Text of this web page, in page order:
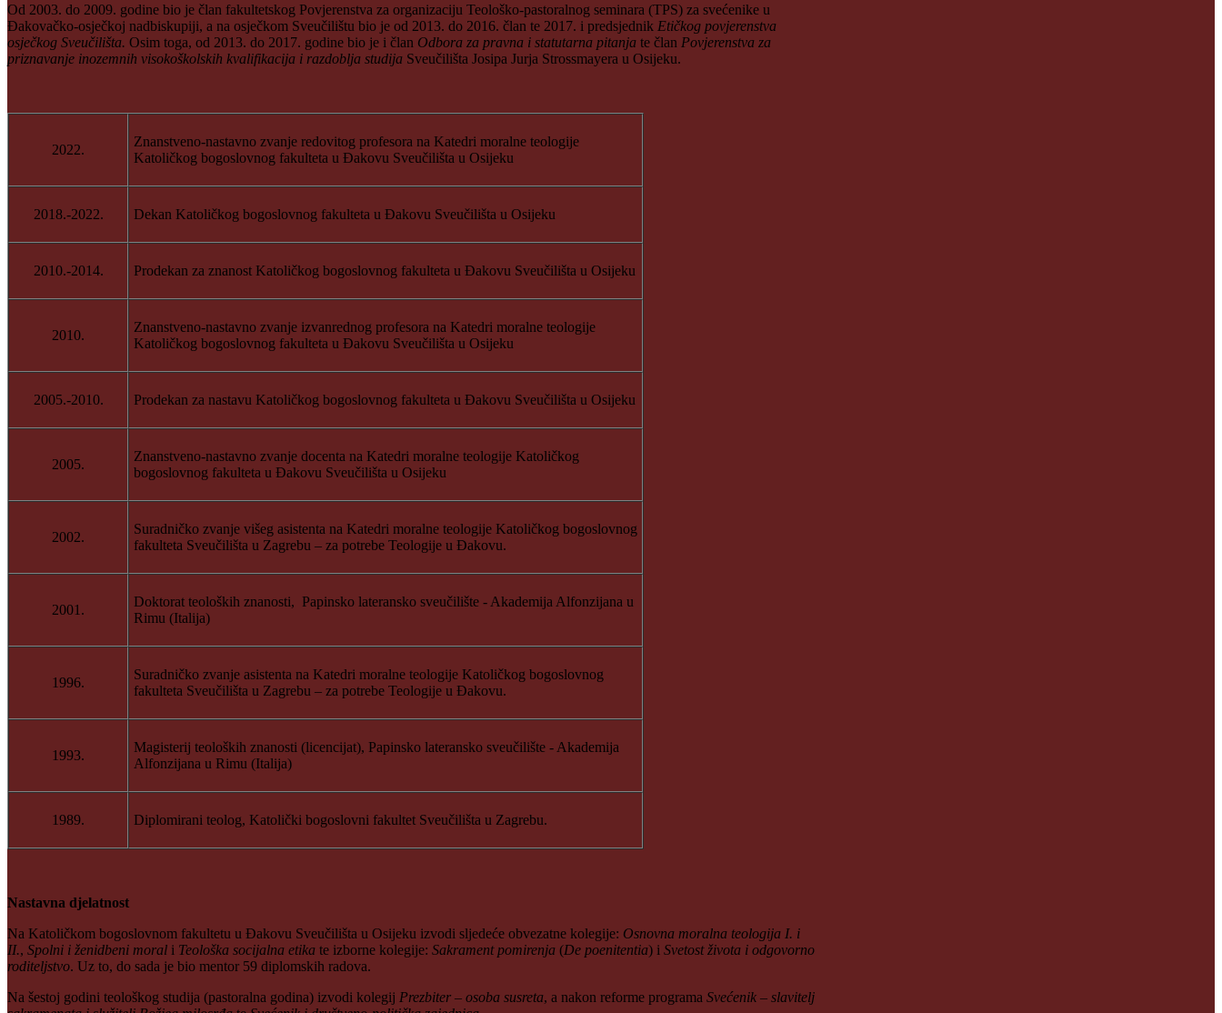
Od 2003. do 2009. godine bio je član fakultetskog Povjerenstva za organizaciju Teološko-pastoralnog seminara (TPS) za svećenike u
Đakovačko-osječkoj nadbiskupiji, a na osječkom Sveučilištu bio je od 2013. do 2016. član te 2017. i predsjednik Etičkog povjerenstva
osječkog Sveučilišta. Osim toga, od 2013. do 2017. godine bio je i član Odbora za pravna i statutarna pitanja te član Povjerenstva za
priznavanje inozemnih visokoškolskih kvalifikacija i razdoblja studija Sveučilišta Josipa Jurja Strossmayera u Osijeku.
2022.
Znanstveno-nastavno zvanje redovitog profesora na Katedri moralne teologije
Katoličkog bogoslovnog fakulteta u Đakovu Sveučilišta u Osijeku
2018.-2022. Dekan Katoličkog bogoslovnog fakulteta u Đakovu Sveučilišta u Osijeku
2010.-2014. Prodekan za znanost Katoličkog bogoslovnog fakulteta u Đakovu Sveučilišta u Osijeku
2010.
Znanstveno-nastavno zvanje izvanrednog profesora na Katedri moralne teologije
Katoličkog bogoslovnog fakulteta u Đakovu Sveučilišta u Osijeku
2005.-2010. Prodekan za nastavu Katoličkog bogoslovnog fakulteta u Đakovu Sveučilišta u Osijeku
2005.
Znanstveno-nastavno zvanje docenta na Katedri moralne teologije Katoličkog
bogoslovnog fakulteta u Đakovu Sveučilišta u Osijeku
2002.
Suradničko zvanje višeg asistenta na Katedri moralne teologije Katoličkog bogoslovnog
fakulteta Sveučilišta u Zagrebu – za potrebe Teologije u Đakovu.
2001.
Doktorat teoloških znanosti, Papinsko lateransko sveučilište - Akademija Alfonzijana u
Rimu (Italija)
1996.
Suradničko zvanje asistenta na Katedri moralne teologije Katoličkog bogoslovnog
fakulteta Sveučilišta u Zagrebu – za potrebe Teologije u Đakovu.
1993.
Magisterij teoloških znanosti (licencijat), Papinsko lateransko sveučilište - Akademija
Alfonzijana u Rimu (Italija)
1989. Diplomirani teolog, Katolički bogoslovni fakultet Sveučilišta u Zagrebu.
Nastavna djelatnost
Na Katoličkom bogoslovnom fakultetu u Đakovu Sveučilišta u Osijeku izvodi sljedeće obvezatne kolegije: Osnovna moralna teologija I. i
II., Spolni i ženidbeni moral i Teološka socijalna etika te izborne kolegije: Sakrament pomirenja (De poenitentia) i Svetost života i odgovorno
roditeljstvo. Uz to, do sada je bio mentor 59 diplomskih radova.
Na šestoj godini teološkog studija (pastoralna godina) izvodi kolegij Prezbiter – osoba susreta, a nakon reforme programa Svećenik – slavitelj